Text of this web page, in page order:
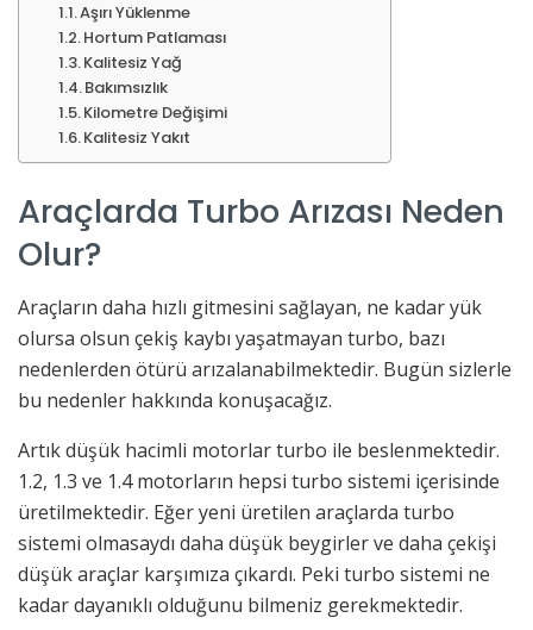
Aşırı Yüklenme
Hortum Patlaması
Kalitesiz Yağ
Bakımsızlık
Kilometre Değişimi
Kalitesiz Yakıt
Araçlarda Turbo Arızası Neden
Olur?
Araçların daha hızlı gitmesini sağlayan, ne kadar yük
olursa olsun çekiş kaybı yaşatmayan turbo, bazı
nedenlerden ötürü arızalanabilmektedir. Bugün sizlerle
bu nedenler hakkında konuşacağız.
Artık düşük hacimli motorlar turbo ile beslenmektedir.
1.2, 1.3 ve 1.4 motorların hepsi turbo sistemi içerisinde
üretilmektedir. Eğer yeni üretilen araçlarda turbo
sistemi olmasaydı daha düşük beygirler ve daha çekişi
düşük araçlar karşımıza çıkardı. Peki turbo sistemi ne
kadar dayanıklı olduğunu bilmeniz gerekmektedir.